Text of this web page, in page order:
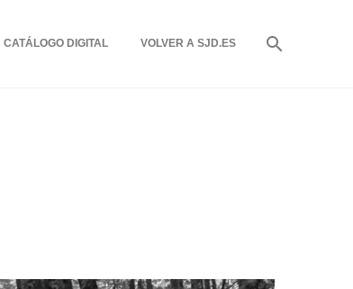
CATÁLOGO DIGITAL VOLVER A SJD.ES